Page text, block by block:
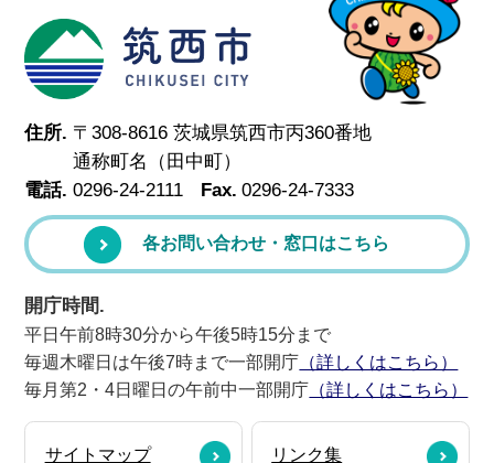
筑西市
住所. 〒308-8616 茨城県筑西市丙360番地
通称町名（田中町）
電話. 0296-24-2111 Fax. 0296-24-7333
各お問い合わせ・窓口はこちら
開庁時間.
平日午前8時30分から午後5時15分まで
毎週木曜日は午後7時まで一部開庁 （詳しくはこちら）
毎月第2・4日曜日の午前中一部開庁 （詳しくはこちら）
サイトマップ リンク集